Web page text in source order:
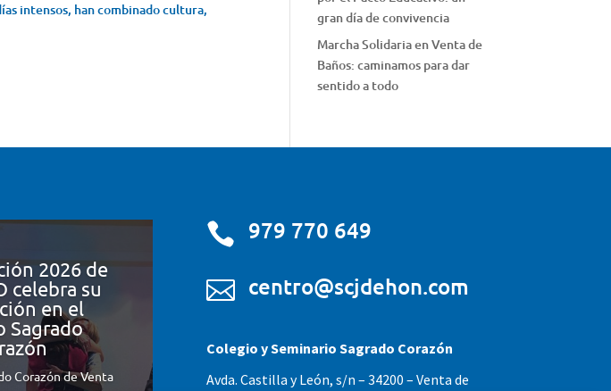
intensos, han combinado cultura,
gran día de convivencia
Marcha Solidaria en Venta de
Baños: caminamos para dar
sentido a todo
2026 de
celebra su
en el
Sagrado
Corazón de Venta
 979 770 649
 centro@scjdehon.com
Colegio y Seminario Sagrado Corazón
Avda. Castilla y León, s/n – 34200 – Venta de